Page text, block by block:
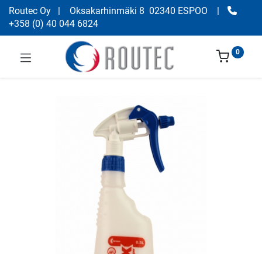
Routec Oy | Oksakarhinmäki 8 02340 ESPOO
|
+358 (0) 40 044 6824
0